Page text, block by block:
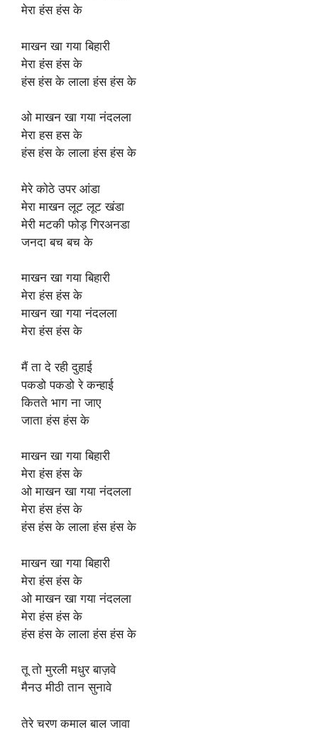
मेरा हंस हंस के
माखन खा गया बिहारी
मेरा हंस हंस के
हंस हंस के लाला हंस हंस के
ओ माखन खा गया नंदलला
मेरा हस हस के
हंस हंस के लाला हंस हंस के
मेरे कोठे उपर आंडा
मेरा माखन लूट लूट खंडा
मेरी मटकी फोड़ गिरअनडा
जनदा बच बच के
माखन खा गया बिहारी
मेरा हंस हंस के
माखन खा गया नंदलला
मेरा हंस हंस के
मैं ता दे रही दुहाई
पकडो पकडो रे कन्हाई
कितते भाग ना जाए
जाता हंस हंस के
माखन खा गया बिहारी
मेरा हंस हंस के
ओ माखन खा गया नंदलला
मेरा हंस हंस के
हंस हंस के लाला हंस हंस के
माखन खा गया बिहारी
मेरा हंस हंस के
ओ माखन खा गया नंदलला
मेरा हंस हंस के
हंस हंस के लाला हंस हंस के
तू तो मुरली मधुर बाज़वे
मैनउ मीठी तान सुनावे
तेरे चरण कमाल बाल जावा